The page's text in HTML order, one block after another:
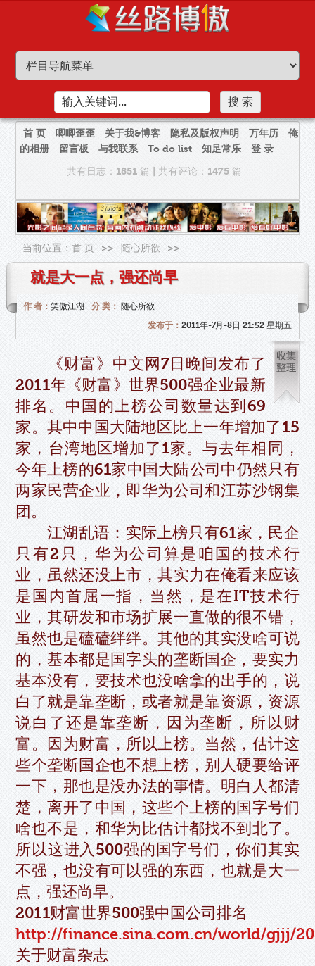
首 页 唧唧歪歪 关于我&博客 隐私及版权声明 万年历
俺
的相册
留言板 与我联系 To do list 知足常乐
登 录
共有日志：1851 篇
共有评论：1475 篇
当前位置：首 页 >> 随心所欲 >>
就是大一点，强还尚早
作 者：笑傲江湖 分 类： 随心所欲
发布于： 2011年-7月-8日 21:52 星期五
《财富》中文网7日晚间发布了
2011年《财富》世界500强企业最新
排名。中国的上榜公司数量达到69
家。其中中国大陆地区比上一年增加了15
家，台湾地区增加了1家。与去年相同，
今年上榜的61家中国大陆公司中仍然只有
两家民营企业，即华为公司和江苏沙钢集
团。
江湖乱语：实际上榜只有61家，民企
只有2只，华为公司算是咱国的技术行
业，虽然还没上市，其实力在俺看来应该
是国内首屈一指，当然，是在IT技术行
业，其研发和市场扩展一直做的很不错，
虽然也是磕磕绊绊。其他的其实没啥可说
的，基本都是国字头的垄断国企，要实力
基本没有，要技术也没啥拿的出手的，说
白了就是靠垄断，或者就是靠资源，资源
说白了还是靠垄断，因为垄断，所以财
富。因为财富，所以上榜。当然，估计这
些个垄断国企也不想上榜，别人硬要给评
一下，那也是没办法的事情。明白人都清
楚，离开了中国，这些个上榜的国字号们
啥也不是，和华为比估计都找不到北了。
所以这进入500强的国字号们，你们其实
不强，也没有可以强的东西，也就是大一
点，强还尚早。
2011财富世界500强中国公司排名
http://finance.sina.com.cn/world/gjjj/
关于财富杂志